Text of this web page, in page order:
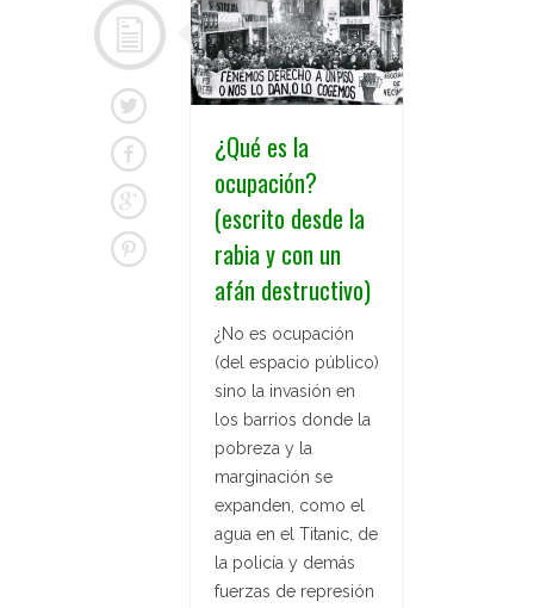
¿Qué es la
ocupación?
(escrito desde la
rabia y con un
afán destructivo)
¿No es ocupación
(del espacio público)
sino la invasión en
los barrios donde la
pobreza y la
marginación se
expanden, como el
agua en el Titanic, de
la policía y demás
fuerzas de represión